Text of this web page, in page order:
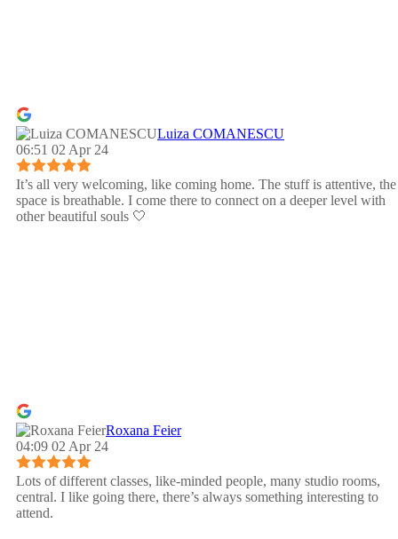
Luiza COMANESCU
06:51 02 Apr 24
It’s all very welcoming, like coming home. The stuff is attentive, the
space is breathable. I come there to connect on a deeper level with
other beautiful souls 🤍
Roxana Feier
04:09 02 Apr 24
Lots of different classes, like-minded people, many studio rooms,
central. I like going there, there’s always something interesting to
attend.